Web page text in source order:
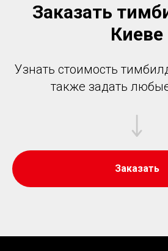
Заказать
Киеве
Узнать стоимость
также задать
Заказать